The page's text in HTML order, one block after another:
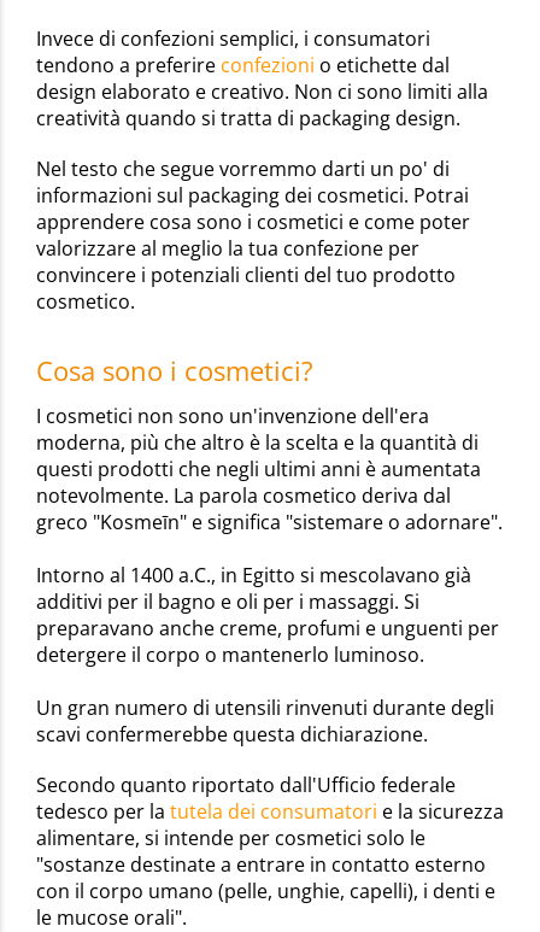
Invece di confezioni semplici, i consumatori
tendono a preferire confezioni o etichette dal
design elaborato e creativo. Non ci sono limiti alla
creatività quando si tratta di packaging design.
Nel testo che segue vorremmo darti un po' di
informazioni sul packaging dei cosmetici. Potrai
apprendere cosa sono i cosmetici e come poter
valorizzare al meglio la tua confezione per
convincere i potenziali clienti del tuo prodotto
cosmetico.
Cosa sono i cosmetici?
I cosmetici non sono un'invenzione dell'era
moderna, più che altro è la scelta e la quantità di
questi prodotti che negli ultimi anni è aumentata
notevolmente. La parola cosmetico deriva dal
greco "Kosmeīn" e significa "sistemare o adornare".
Intorno al 1400 a.C., in Egitto si mescolavano già
additivi per il bagno e oli per i massaggi. Si
preparavano anche creme, profumi e unguenti per
detergere il corpo o mantenerlo luminoso.
Un gran numero di utensili rinvenuti durante degli
scavi confermerebbe questa dichiarazione.
Secondo quanto riportato dall'Ufficio federale
tedesco per la tutela dei consumatori e la sicurezza
alimentare, si intende per cosmetici solo le
"sostanze destinate a entrare in contatto esterno
con il corpo umano (pelle, unghie, capelli), i denti e
le mucose orali".